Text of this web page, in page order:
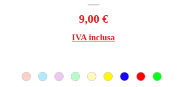
Prezzo
9,00 €
IVA inclusa